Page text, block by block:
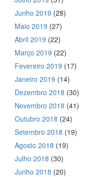
Junho 2019 (28)
Maio 2019 (27)
Abril 2019 (22)
Março 2019 (22)
Fevereiro 2019 (17)
Janeiro 2019 (14)
Dezembro 2018 (30)
Novembro 2018 (41)
Outubro 2018 (24)
Setembro 2018 (19)
Agosto 2018 (19)
Julho 2018 (30)
Junho 2018 (20)